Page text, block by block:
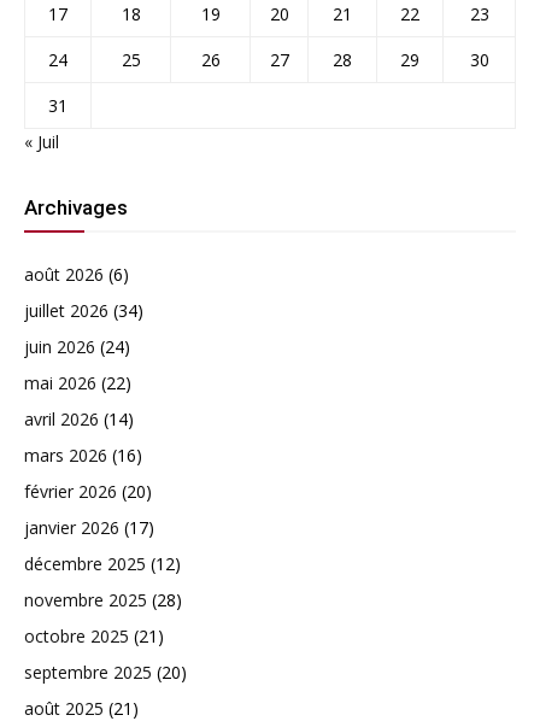
17
18 19 20 21 22
23
24
25 26 27 28 29
30
31
« Juil
Archivages
août 2026 (6)
juillet 2026 (34)
juin 2026 (24)
mai 2026 (22)
avril 2026 (14)
mars 2026 (16)
février 2026 (20)
janvier 2026 (17)
décembre 2025 (12)
novembre 2025 (28)
octobre 2025 (21)
septembre 2025 (20)
août 2025 (21)